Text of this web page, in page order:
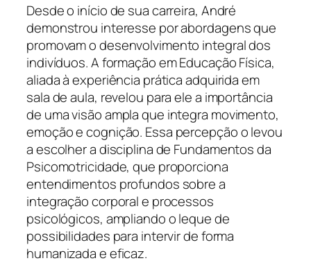
Desde o início de sua carreira, André
demonstrou interesse por abordagens que
promovam o desenvolvimento integral dos
indivíduos. A formação em Educação Física,
aliada à experiência prática adquirida em
sala de aula, revelou para ele a importância
de uma visão ampla que integra movimento,
emoção e cognição. Essa percepção o levou
a escolher a disciplina de Fundamentos da
Psicomotricidade, que proporciona
entendimentos profundos sobre a
integração corporal e processos
psicológicos, ampliando o leque de
possibilidades para intervir de forma
humanizada e eficaz.